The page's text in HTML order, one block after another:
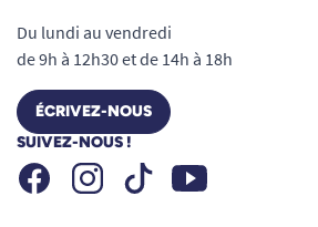
Du lundi au vendredi
de 9h à 12h30 et de 14h à 18h
ÉCRIVEZ-NOUS
SUIVEZ-NOUS !
FacebookInstagramTiktok Youtube